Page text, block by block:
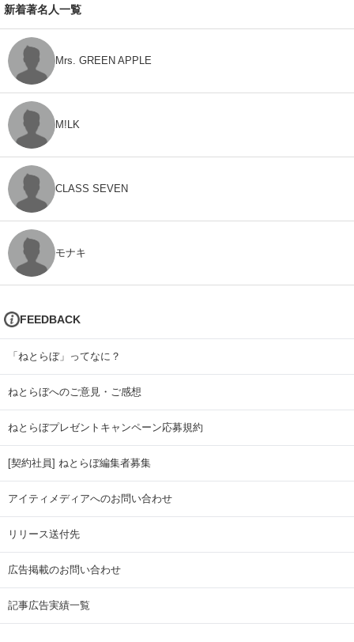
新着著名人一覧
Mrs. GREEN APPLE
M!LK
CLASS SEVEN
モナキ
FEEDBACK
「ねとらぼ」ってなに？
ねとらぼへのご意見・ご感想
ねとらぼプレゼントキャンペーン応募規約
[契約社員] ねとらぼ編集者募集
アイティメディアへのお問い合わせ
リリース送付先
広告掲載のお問い合わせ
記事広告実績一覧